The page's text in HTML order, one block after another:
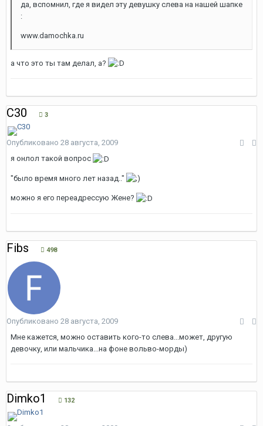
да, вспомнил, где я видел эту девушку слева на нашей шапке
:
www.damochka.ru
а что это ты там делал, а?
С30 3
Опубликовано 28 августа, 2009
я онлол такой вопрос
"было время много лет назад.."
можно я его переадрессую Жене?
Fibs 498
Опубликовано 28 августа, 2009
Мне кажется, можно оставить кого-то слева...может, другую
девочку, или мальчика...на фоне вольво-морды)
Dimko1 132